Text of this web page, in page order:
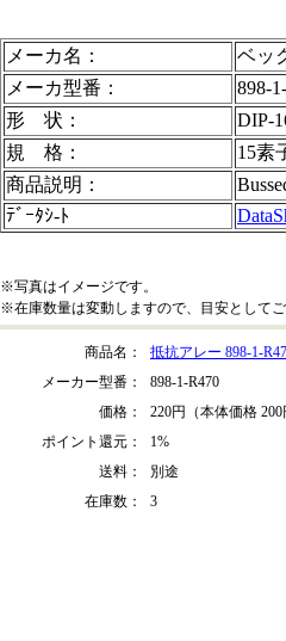
メーカ名：
ベッ
メーカ型番：
898-
形 状：
DIP-
規 格：
15
商品説明：
ﾃﾞｰﾀｼ-ﾄ
※写真はイメージです。
※在庫数量は変動しますので、目安として
商品名：
抵抗アレー 898-1-
メーカー型番：
898-1-R470
価格：
220円（本体価格
ポイント還元：
1%
送料：
別途
在庫数：
3